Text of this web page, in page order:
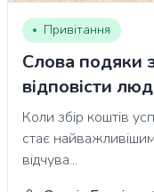
Привітання
Слова подяки
відповісти
Коли збір коштів
стає
відчува...